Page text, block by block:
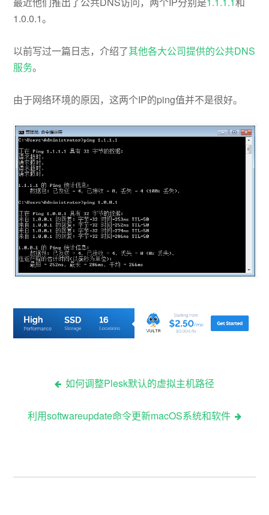
1.0.0.1。
以前写过一篇日志，介绍了其他各大公司提供的公共DNS
服务。
由于网络环境的原因，这两个IP的ping值并不是很好。
如何调整Plesk默认的虚拟主机路径
利用softwareupdate命令更新macOS系统和软件